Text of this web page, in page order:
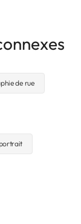
de rue